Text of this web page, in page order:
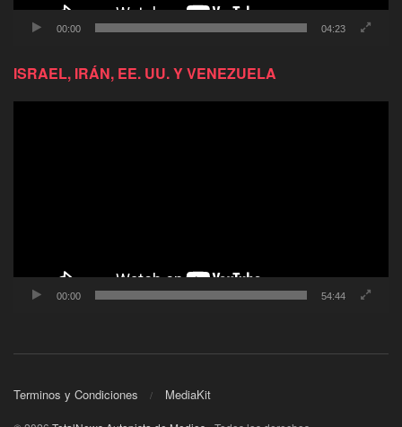
00:00 04:23
ISRAEL, IRÁN, EE. UU. Y VENEZUELA
00:00 54:44
Terminos y Condiciones MediaKit